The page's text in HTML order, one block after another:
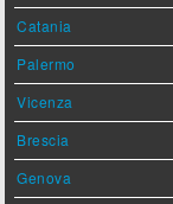
Catania
Palermo
Vicenza
Brescia
Genova